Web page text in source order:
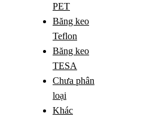
PET
Băng keo
Teflon
Băng keo
TESA
Chưa phân
loại
Khác